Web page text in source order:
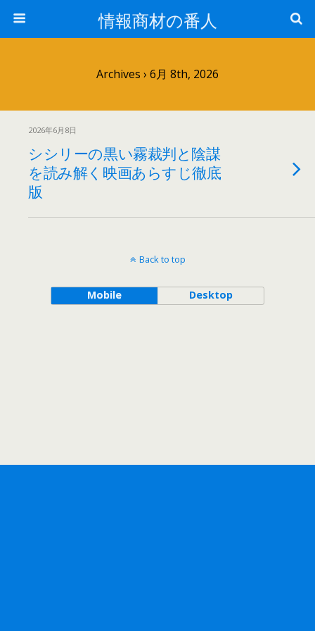
情報商材の番人
Archives › 6月 8th, 2026
2026年6月8日
シシリーの黒い霧裁判と陰謀
を読み解く映画あらすじ徹底
版
Back to top
Mobile Desktop